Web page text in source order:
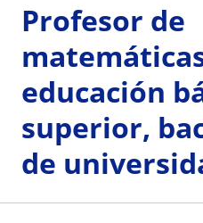
Profesor de
educación
superior,
de